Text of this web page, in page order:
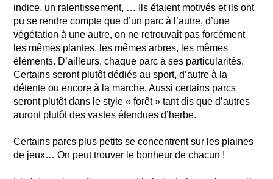
indice, un ralentissement, … Ils étaient motivés et ils ont
pu se rendre compte que d’un parc à l’autre, d’une
végétation à une autre, on ne retrouvait pas forcément
les mêmes plantes, les mêmes arbres, les mêmes
éléments. D’ailleurs, chaque parc à ses particularités.
Certains seront plutôt dédiés au sport, d’autre à la
détente ou encore à la marche. Aussi certains parcs
seront plutôt dans le style « forêt » tant dis que d’autres
auront plutôt des vastes étendues d’herbe.
Certains parcs plus petits se concentrent sur les plaines
de jeux… On peut trouver le bonheur de chacun !